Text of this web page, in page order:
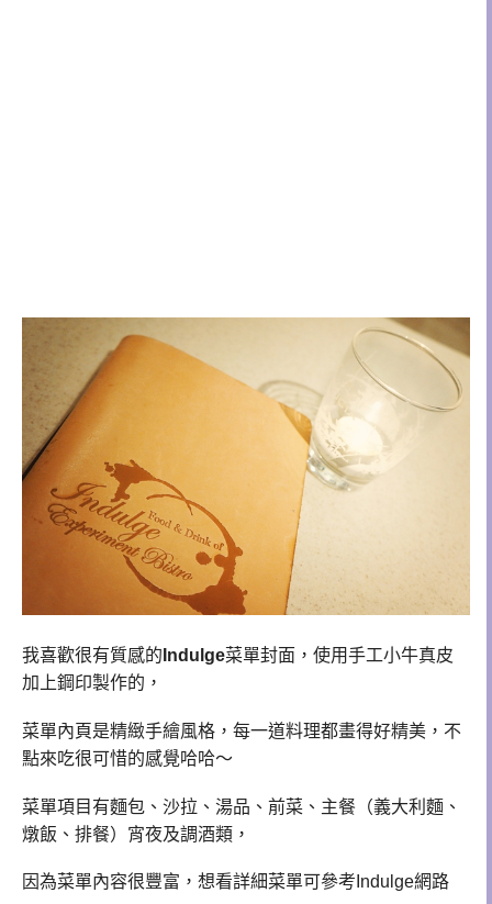
我喜歡很有質感的 Indulge菜單封面，使用手工小牛真皮
加上鋼印製作的，
菜單內頁是精緻手繪風格，每一道料理都畫得好精美，不
點來吃很可惜的感覺哈哈～
菜單項目有麵包、沙拉、湯品、前菜、主餐（義大利麵、
燉飯、排餐）宵夜及調酒類，
因為菜單內容很豐富，想看詳細菜單可參考Indulge網路